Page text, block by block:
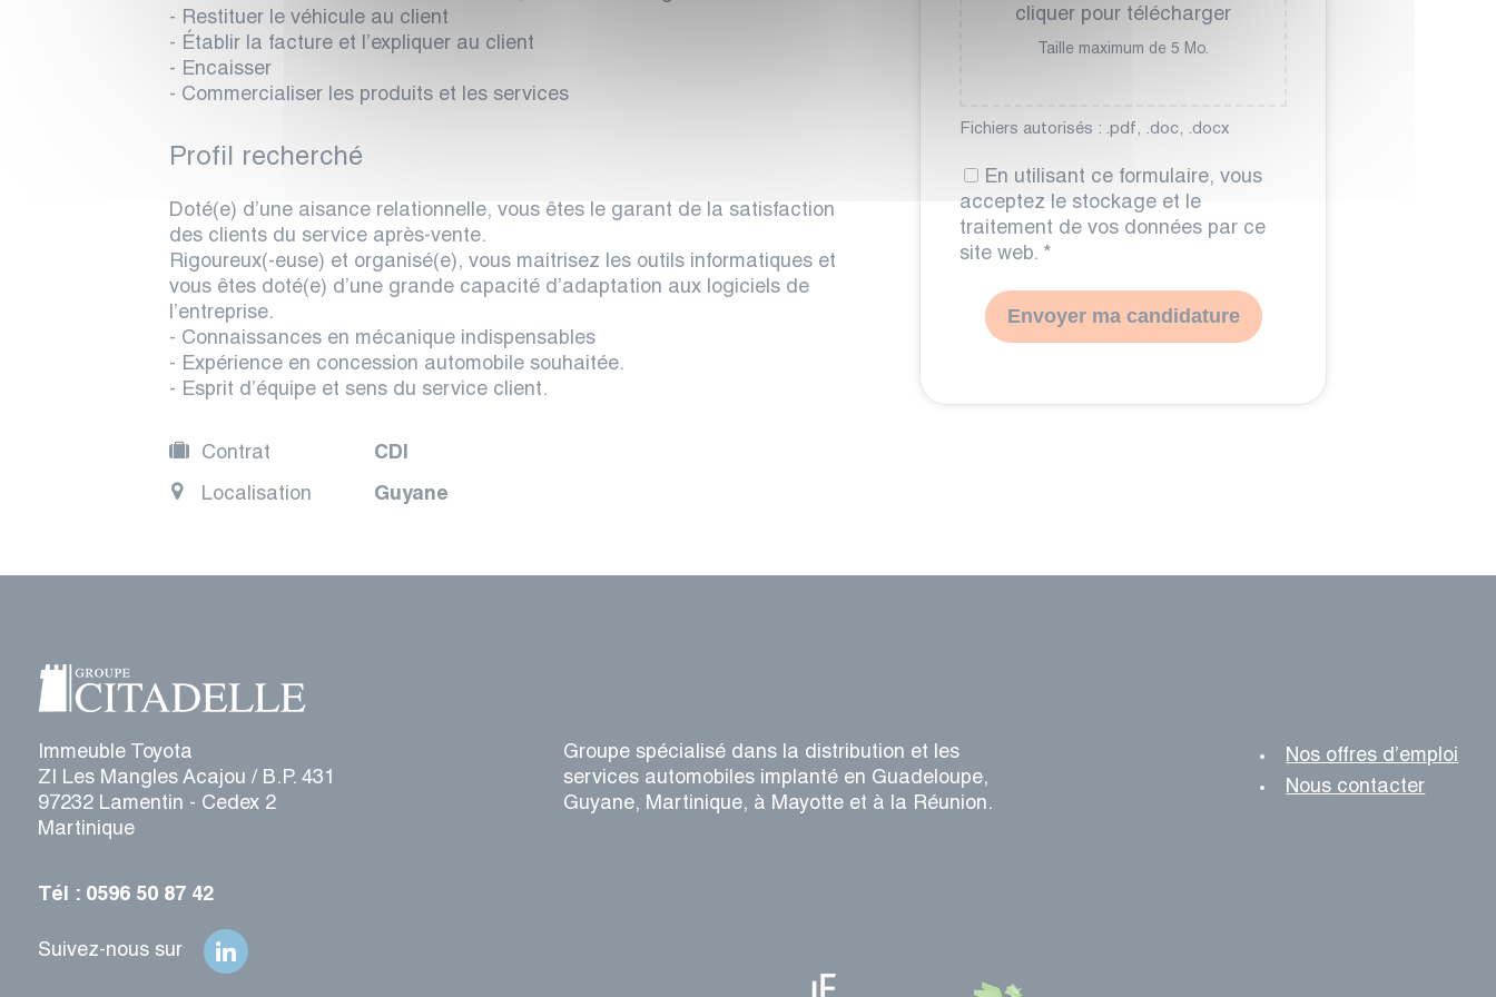
- Restituer le véhicule au client
- Établir la facture et l’expliquer au client
- Encaisser
- Commercialiser les produits et les services
Profil recherché
Doté(e) d’une aisance relationnelle, vous êtes le garant de la satisfaction
des clients du service après-vente.
Rigoureux(-euse) et organisé(e), vous maitrisez les outils informatiques et
vous êtes doté(e) d’une grande capacité d’adaptation aux logiciels de
l’entreprise.
- Connaissances en mécanique indispensables
- Expérience en concession automobile souhaitée.
- Esprit d’équipe et sens du service client.
Contrat CDI
Localisation Guyane
cliquer pour télécharger
Taille maximum de 5 Mo.
Fichiers autorisés : .pdf, .doc, .docx
En utilisant ce formulaire, vous
acceptez le stockage et le
traitement de vos données par ce
site web. *
Immeuble Toyota
ZI Les Mangles Acajou / B.P. 431
97232 Lamentin - Cedex 2
Martinique
Tél : 0596 50 87 42
Suivez-nous sur
Groupe spécialisé dans la distribution et les
services automobiles implanté en Guadeloupe,
Guyane, Martinique, à Mayotte et à la Réunion.
Nos offres d’emploi
Nous contacter